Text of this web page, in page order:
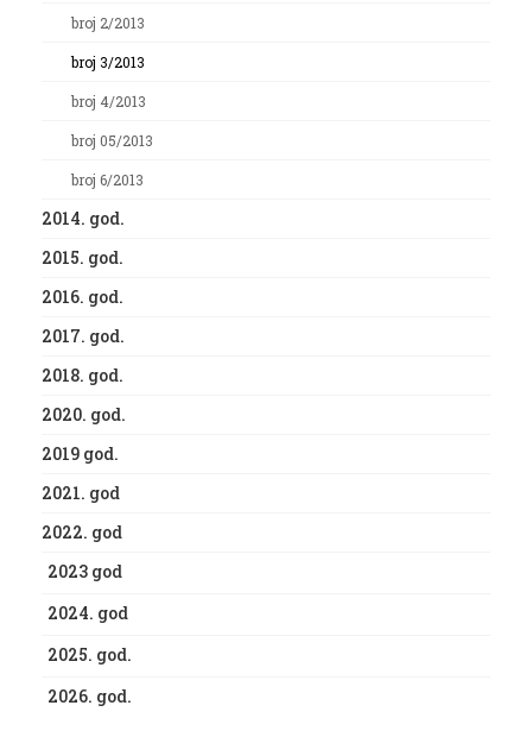
broj 2/2013
broj 3/2013
broj 4/2013
broj 05/2013
broj 6/2013
2014. god.
2015. god.
2016. god.
2017. god.
2018. god.
2020. god.
2019 god.
2021. god
2022. god
2023 god
2024. god
2025. god.
2026. god.